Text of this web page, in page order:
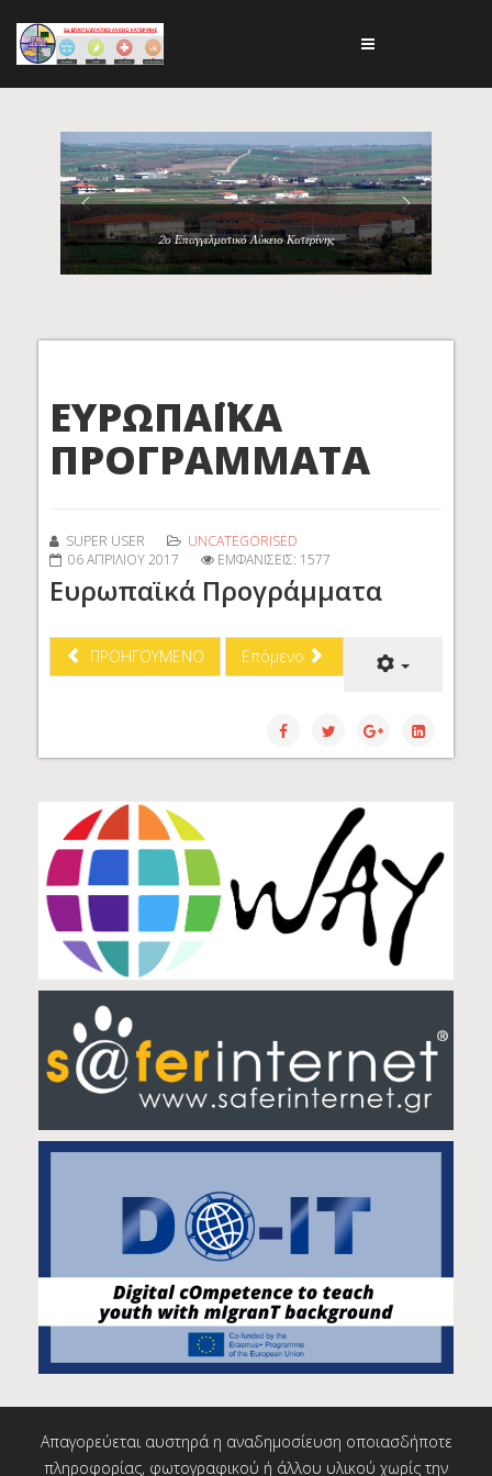
2ο Επαγγελματικό Λύκειο Κατερίνης
ΕΥΡΩΠΑΪΚΑ
ΠΡΟΓΡΑΜΜΑΤΑ
SUPER USER
UNCATEGORISED
06 ΑΠΡΙΛΊΟΥ 2017
ΕΜΦΑΝΊΣΕΙΣ: 1577
Ευρωπαϊκά Προγράμματα
ΠΡΟΗΓΟΎΜΕΝΟ Επόμενο
Απαγορεύεται αυστηρά η αναδημοσίευση οποιασδήποτε
πληροφορίας, φωτογραφικού ή άλλου υλικού χωρίς την